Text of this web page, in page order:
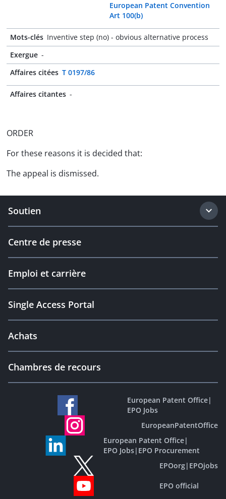
European Patent Convention
Art 100(b)
Mots-clés Inventive step (no) - obvious alternative process
Exergue -
Affaires citées T 0197/86
Affaires citantes -
ORDER
For these reasons it is decided that:
The appeal is dismissed.
Soutien
Centre de presse
Emploi et carrière
Single Access Portal
Achats
Chambres de recours
European Patent Office|
EPO Jobs
EuropeanPatentOffice
European Patent Office|
EPO Jobs| EPO Procurement
EPOorg| EPOjobs
EPO official